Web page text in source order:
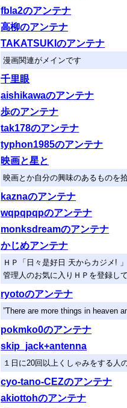
fbla2のアンテナ
高柳のアンテナ
TAKATSUKIのアンテナ
漫画関連がメインです
千里眼
aishikawaのアンテナ
歩のアンテナ
tak178のアンテナ
typhon1985のアンテナ
映画と星と
映画とか自分の興味のあるものを
kaznaのアンテナ
wqpqpqpのアンテナ
monksdreamのアンテナ
かじめアンテナ
ＨＰ「日々是好日 天からカジメ!
管理人のお気に入りＨＰを登録し
ryotoのアンテナ
”There are more things in heaven
pokmko0のアンテナ
skip_jack+antenna
１日に20回以上くしゃみをする人
cyo-tano-CEZのアンテナ
akiottohのアンテナ